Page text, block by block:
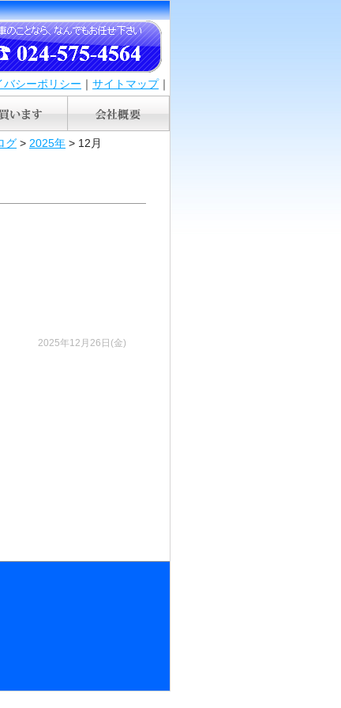
バシーポリシー ｜ サイトマップ｜
グ > 2025年 > 12月
2025年12月26日(金)